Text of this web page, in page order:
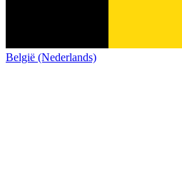
België (Nederlands)